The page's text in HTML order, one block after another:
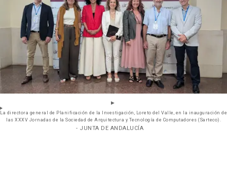
La directora general de Planificación de la Investigación, Loreto del Valle, en la inauguración de
las XXXV Jornadas de la Sociedad de Arquitectura y Tecnología de Computadores (Sarteco).
- JUNTA DE ANDALUCÍA